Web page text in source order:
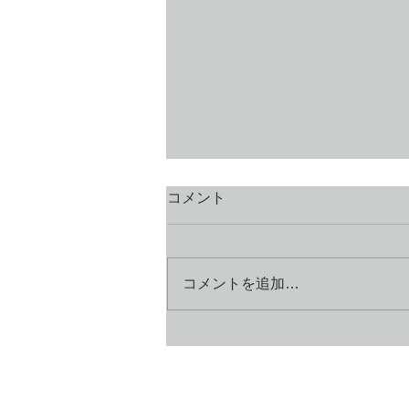
コメント
コメントを追加…